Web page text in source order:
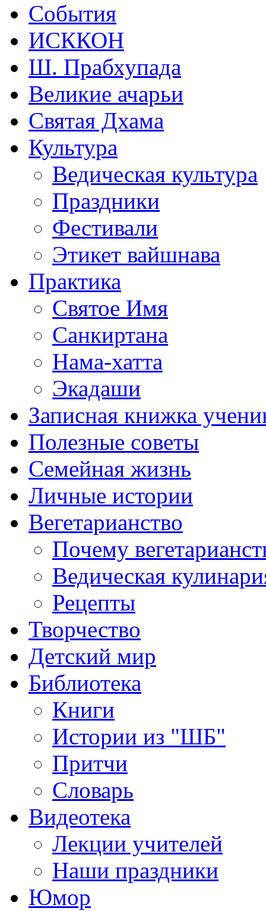
События
ИСККОН
Ш. Прабхупада
Великие ачарьи
Святая Дхама
Культура
Ведическая культура
Праздники
Фестивали
Этикет вайшнава
Практика
Святое Имя
Санкиртана
Нама-хатта
Экадаши
Записная книжка
Полезные советы
Семейная жизнь
Личные истории
Вегетарианство
Почему
Ведическая
Рецепты
Творчество
Детский мир
Библиотека
Книги
Истории из "ШБ"
Притчи
Словарь
Видеотека
Лекции учителей
Наши праздники
Юмор